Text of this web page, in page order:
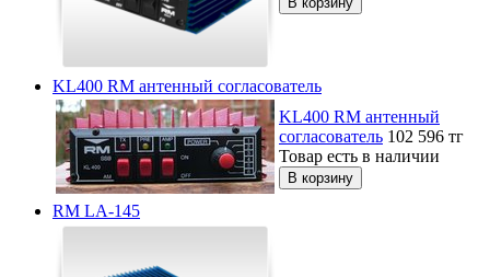
KL400 RM антенный согласователь
KL400 RM антенный
согласователь 102 596 тг
Товар есть в наличии
RM LA-145